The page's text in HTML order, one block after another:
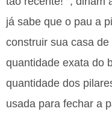
já sabe que o pau a
construir sua casa
quantidade exata do
quantidade dos
usada para fechar a